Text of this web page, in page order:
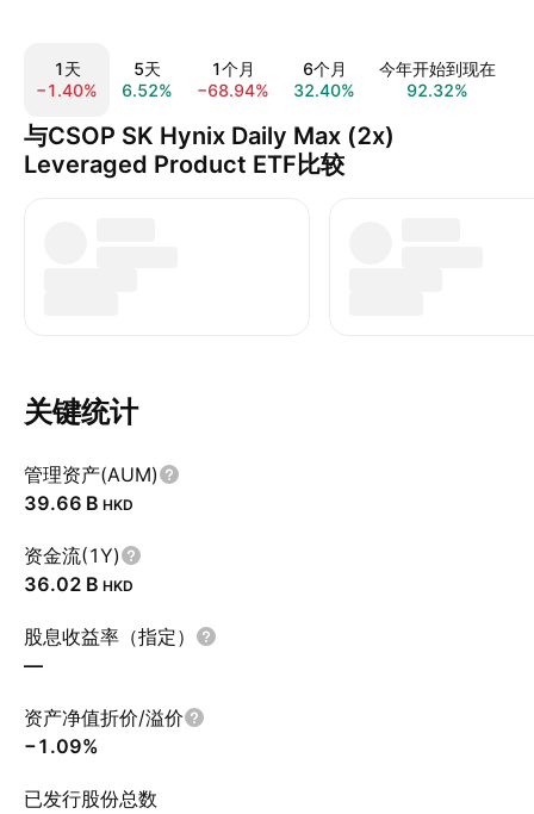
1天
−1.40%
5天
6.52%
1个月
−68.94%
6个月
32.40%
今年开始到现在
92.32%
与CSOP SK Hynix Daily Max (2x)
Leveraged Product ETF比较
关键统计
管理资产(AUM)
‪39.66 B‬ HKD
资金流(1Y)
‪36.02 B‬ HKD
股息收益率（指定）
—
资产净值折价/溢价
−1.09%
已发行股份总数